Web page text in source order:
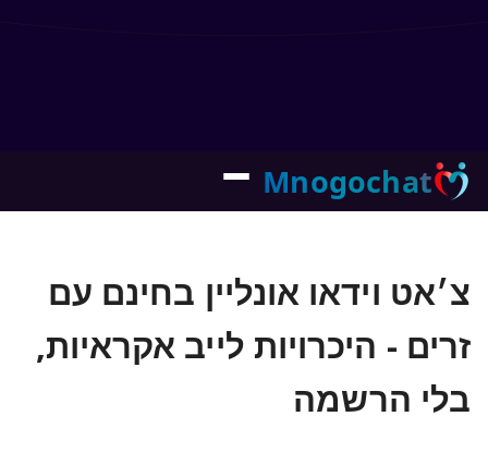
Mnogochat
צ׳אט וידאו אונליין בחינם עם
זרים - היכרויות לייב אקראיות,
בלי הרשמה